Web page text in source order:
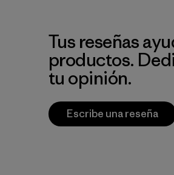
Tus reseñas
productos.
tu opinión.
Escribe una reseña